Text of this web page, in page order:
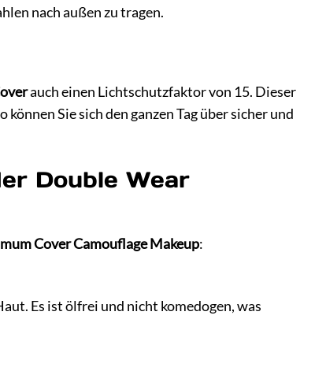
nach außen zu tragen.
auch einen Lichtschutzfaktor von 15. Dieser
Sie sich den ganzen Tag über sicher und
Double Wear
Cover Camouflage Makeup:
Es ist ölfrei und nicht komedogen, was